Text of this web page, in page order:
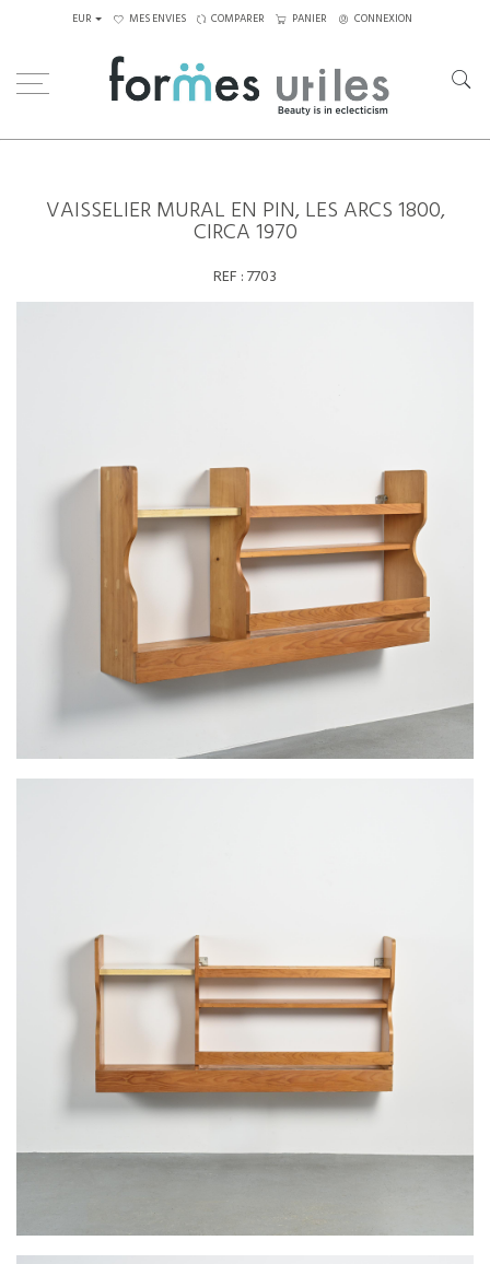
EUR MES ENVIES COMPARER PANIER CONNEXION
VAISSELIER MURAL EN PIN, LES ARCS 1800,
CIRCA 1970
REF :7703